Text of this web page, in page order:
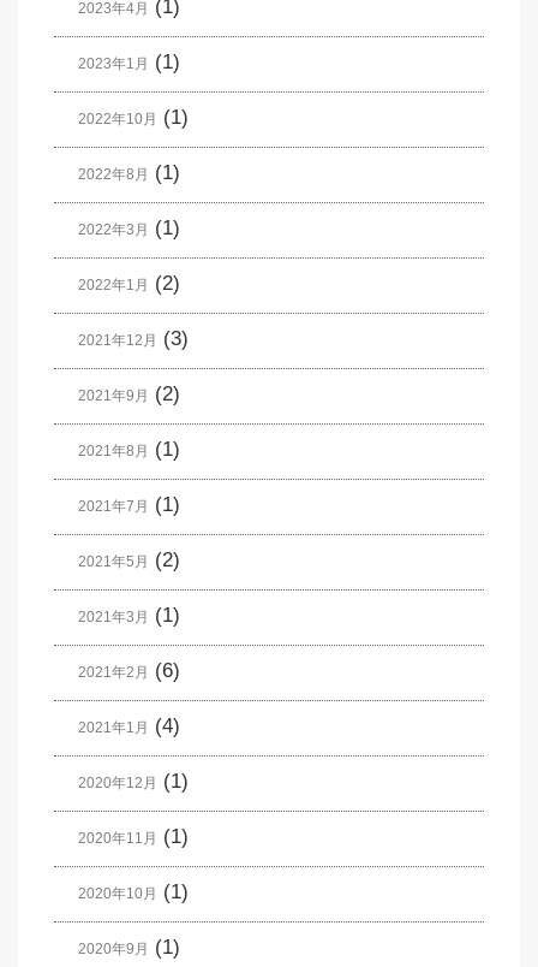
2023年4月 (1)
2023年1月 (1)
2022年10月 (1)
2022年8月 (1)
2022年3月 (1)
2022年1月 (2)
2021年12月 (3)
2021年9月 (2)
2021年8月 (1)
2021年7月 (1)
2021年5月 (2)
2021年3月 (1)
2021年2月 (6)
2021年1月 (4)
2020年12月 (1)
2020年11月 (1)
2020年10月 (1)
2020年9月 (1)